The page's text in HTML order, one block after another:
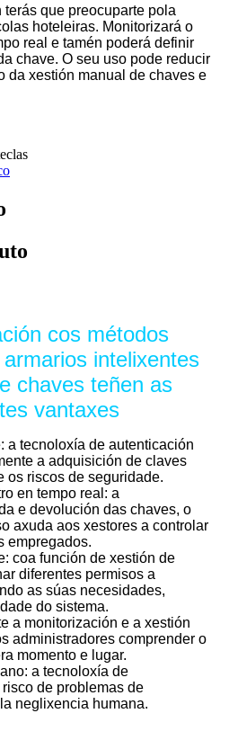
que preocuparte pola
hoteleiras. Monitorizará o
real e tamén poderá definir
chave. O seu uso pode reducir
da xestión manual de chaves e
cos métodos
intelixentes
chaves teñen as
vantaxes
a tecnoloxía de autenticación
a adquisición de claves
os riscos de seguridade.
en tempo real: a
e devolución das chaves, o
axuda aos xestores a controlar
empregados.
coa función de xestión de
diferentes permisos a
as súas necesidades,
do sistema.
a monitorización e a xestión
administradores comprender o
momento e lugar.
a tecnoloxía de
de problemas de
neglixencia humana.